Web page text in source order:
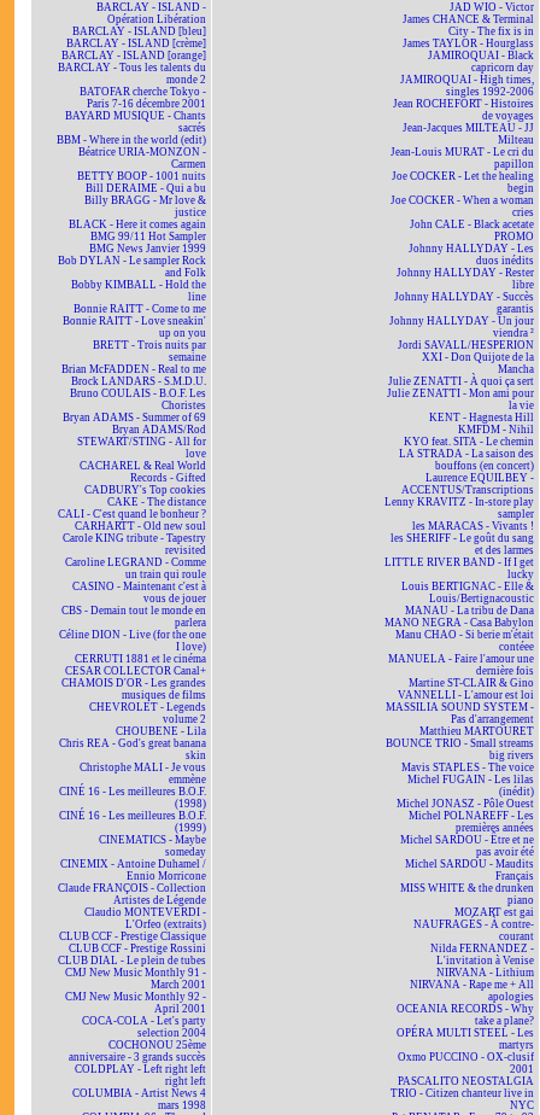
BARCLAY - ISLAND -
Opération Libération
BARCLAY - ISLAND [bleu]
BARCLAY - ISLAND [crème]
BARCLAY - ISLAND [orange]
BARCLAY - Tous les talents du
monde 2
BATOFAR cherche Tokyo -
Paris 7-16 décembre 2001
BAYARD MUSIQUE - Chants
sacrés
BBM - Where in the world (edit)
Béatrice URIA-MONZON -
Carmen
BETTY BOOP - 1001 nuits
Bill DERAIME - Qui a bu
Billy BRAGG - Mr love &
justice
BLACK - Here it comes again
BMG 99/11 Hot Sampler
BMG News Janvier 1999
Bob DYLAN - Le sampler Rock
and Folk
Bobby KIMBALL - Hold the
line
Bonnie RAITT - Come to me
Bonnie RAITT - Love sneakin'
up on you
BRETT - Trois nuits par
semaine
Brian McFADDEN - Real to me
Brock LANDARS - S.M.D.U.
Bruno COULAIS - B.O.F. Les
Choristes
Bryan ADAMS - Summer of 69
Bryan ADAMS/Rod
STEWART/STING - All for
love
CACHAREL & Real World
Records - Gifted
CADBURY's Top cookies
CAKE - The distance
CALI - C'est quand le bonheur ?
CARHARTT - Old new soul
Carole KING tribute - Tapestry
revisited
Caroline LEGRAND - Comme
un train qui roule
CASINO - Maintenant c'est à
vous de jouer
CBS - Demain tout le monde en
parlera
Céline DION - Live (for the one
I love)
CERRUTI 1881 et le cinéma
CESAR COLLECTOR Canal+
CHAMOIS D'OR - Les grandes
musiques de films
CHEVROLET - Legends
volume 2
CHOUBENE - Lila
Chris REA - God's great banana
skin
Christophe MALI - Je vous
emmène
CINÉ 16 - Les meilleures B.O.F.
(1998)
CINÉ 16 - Les meilleures B.O.F.
(1999)
CINEMATICS - Maybe
someday
CINEMIX - Antoine Duhamel /
Ennio Morricone
Claude FRANÇOIS - Collection
Artistes de Légende
Claudio MONTEVERDI -
L'Orfeo (extraits)
CLUB CCF - Prestige Classique
CLUB CCF - Prestige Rossini
CLUB DIAL - Le plein de tubes
CMJ New Music Monthly 91 -
March 2001
CMJ New Music Monthly 92 -
April 2001
COCA-COLA - Let's party
selection 2004
COCHONOU 25ème
anniversaire - 3 grands succès
COLDPLAY - Left right left
right left
COLUMBIA - Artist News 4
mars 1998
JAD WIO - Victor
James CHANCE & Terminal
City - The fix is in
James TAYLOR - Hourglass
JAMIROQUAI - Black
capricorn day
JAMIROQUAI - High times,
singles 1992-2006
Jean ROCHEFORT - Histoires
de voyages
Jean-Jacques MILTEAU - JJ
Milteau
Jean-Louis MURAT - Le cri du
papillon
Joe COCKER - Let the healing
begin
Joe COCKER - When a woman
cries
John CALE - Black acetate
PROMO
Johnny HALLYDAY - Les
duos inédits
Johnny HALLYDAY - Rester
libre
Johnny HALLYDAY - Succès
garantis
Johnny HALLYDAY - Un jour
viendra ²
Jordi SAVALL/HESPERION
XXI - Don Quijote de la
Mancha
Julie ZENATTI - À quoi ça sert
Julie ZENATTI - Mon ami pour
la vie
KENT - Hagnesta Hill
KMFDM - Nihil
KYO feat. SITA - Le chemin
LA STRADA - La saison des
bouffons (en concert)
Laurence EQUILBEY -
ACCENTUS/Transcriptions
Lenny KRAVITZ - In-store play
sampler
les MARACAS - Vivants !
les SHERIFF - Le goût du sang
et des larmes
LITTLE RIVER BAND - If I get
lucky
Louis BERTIGNAC - Elle &
Louis/Bertignacoustic
MANAU - La tribu de Dana
MANO NEGRA - Casa Babylon
Manu CHAO - Si berie m'était
contéee
MANUELA - Faire l'amour une
dernière fois
Martine ST-CLAIR & Gino
VANNELLI - L'amour est loi
MASSILIA SOUND SYSTEM -
Pas d'arrangement
Matthieu MARTOURET
BOUNCE TRIO - Small streams
big rivers
Mavis STAPLES - The voice
Michel FUGAIN - Les lilas
(inédit)
Michel JONASZ - Pôle Ouest
Michel POLNAREFF - Les
premières années
Michel SARDOU - Être et ne
pas avoir été
Michel SARDOU - Maudits
Français
MISS WHITE & the drunken
piano
MOZART est gai
NAUFRAGÉS - À contre-
courant
Nilda FERNANDEZ -
L'invitation à Venise
NIRVANA - Lithium
NIRVANA - Rape me + All
apologies
OCEANIA RECORDS - Why
take a plane?
OPÉRA MULTI STEEL - Les
martyrs
Oxmo PUCCINO - OX-clusif
2001
PASCALITO NEOSTALGIA
TRIO - Citizen chanteur live in
NYC